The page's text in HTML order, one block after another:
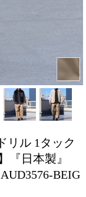
リル 1タック
『日本製』
BEIG